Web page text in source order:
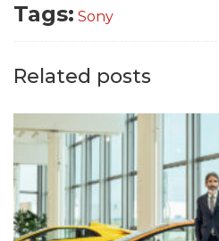
Tags: Sony
Related posts